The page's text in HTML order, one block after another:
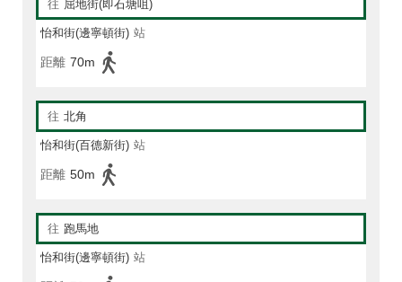
往 屈地街(即石塘咀)
怡和街(邊寧頓街) 站
距離 70m
往 北角
怡和街(百德新街) 站
距離 50m
往 跑馬地
怡和街(邊寧頓街) 站